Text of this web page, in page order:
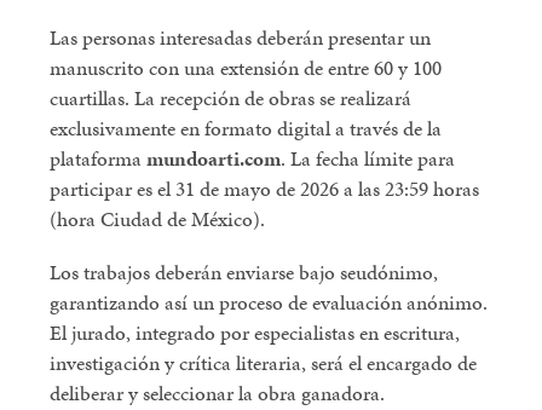
Las personas interesadas deberán presentar un
manuscrito con una extensión de entre 60 y 100
cuartillas. La recepción de obras se realizará
exclusivamente en formato digital a través de la
plataformamundoarti.com. La fecha límite para
participar es el 31 de mayo de 2026 a las 23:59 horas
(hora Ciudad de México).
Los trabajos deberán enviarse bajo seudónimo,
garantizando así un proceso de evaluación anónimo.
El jurado, integrado por especialistas en escritura,
investigación y crítica literaria, será el encargado de
deliberar y seleccionar la obra ganadora.